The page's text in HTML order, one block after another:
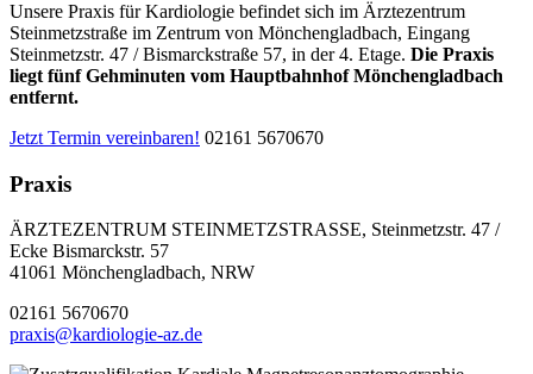
Unsere Praxis für Kardiologie befindet sich im Ärztezentrum
Steinmetzstraße im Zentrum von Mönchengladbach, Eingang
Steinmetzstr. 47 / Bismarckstraße 57, in der 4. Etage. Die Praxis
liegt fünf Gehminuten vom Hauptbahnhof Mönchengladbach
entfernt.
Jetzt Termin vereinbaren! 02161 5670670
Praxis
ÄRZTEZENTRUM STEINMETZSTRASSE, Steinmetzstr. 47 /
Ecke Bismarckstr. 57
41061 Mönchengladbach, NRW
02161 5670670
praxis@kardiologie-az.de